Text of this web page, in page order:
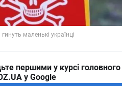
першими у курсі
у Google